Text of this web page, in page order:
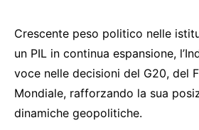
Crescente peso politico nelle
un PIL in continua espansione,
voce nelle decisioni del G20, del
Mondiale, rafforzando la sua
dinamiche geopolitiche.